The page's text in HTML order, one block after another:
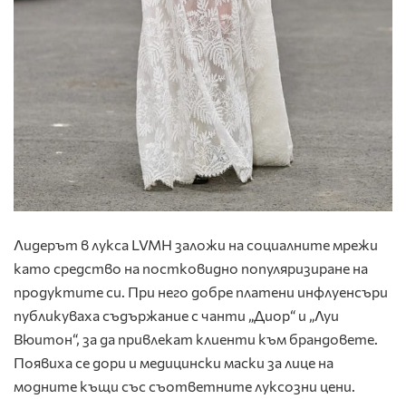
Лидерът в лукса LVMH заложи на социалните мрежи
като средство на постковидно популяризиране на
продуктите си. При него добре платени инфлуенсъри
публикуваха съдържание с чанти „Диор“ и „Луи
Вюитон“, за да привлекат клиенти към брандовете.
Появиха се дори и медицински маски за лице на
модните къщи със съответните луксозни цени.